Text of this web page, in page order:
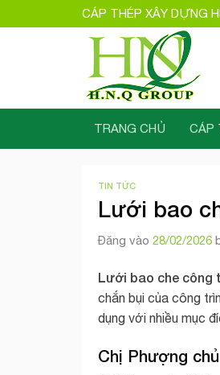
qua
CÁP THÉP XÂY DỰNG
TRANG CHỦ CÁP
TIN TỨC
Lưới bao
Đăng vào 28/02/2026
Lưới bao che công
chắn bụi của công
dụng với nhiều mục
Chị Phượng